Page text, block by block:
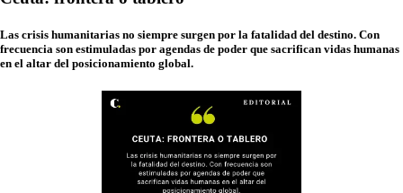
Las crisis humanitarias no siempre surgen por la fatalidad del destino. Con
frecuencia son estimuladas por agendas de poder que sacrifican vidas humanas
en el altar del posicionamiento global.